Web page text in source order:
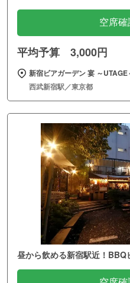
空席確
平均予算 3,000円
新宿ビアガーデン 宴 ～
西武新宿駅／東京都
昼から飲める新宿駅近！BBQ